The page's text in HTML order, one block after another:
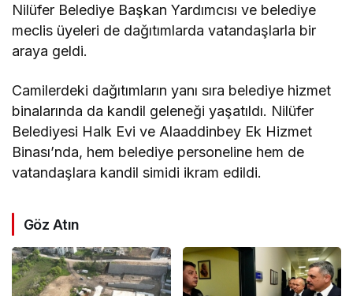
Nilüfer Belediye Başkan Yardımcısı ve belediye
meclis üyeleri de dağıtımlarda vatandaşlarla bir
araya geldi.
Camilerdeki dağıtımların yanı sıra belediye hizmet
binalarında da kandil geleneği yaşatıldı. Nilüfer
Belediyesi Halk Evi ve Alaaddinbey Ek Hizmet
Binası’nda, hem belediye personeline hem de
vatandaşlara kandil simidi ikram edildi.
Göz Atın